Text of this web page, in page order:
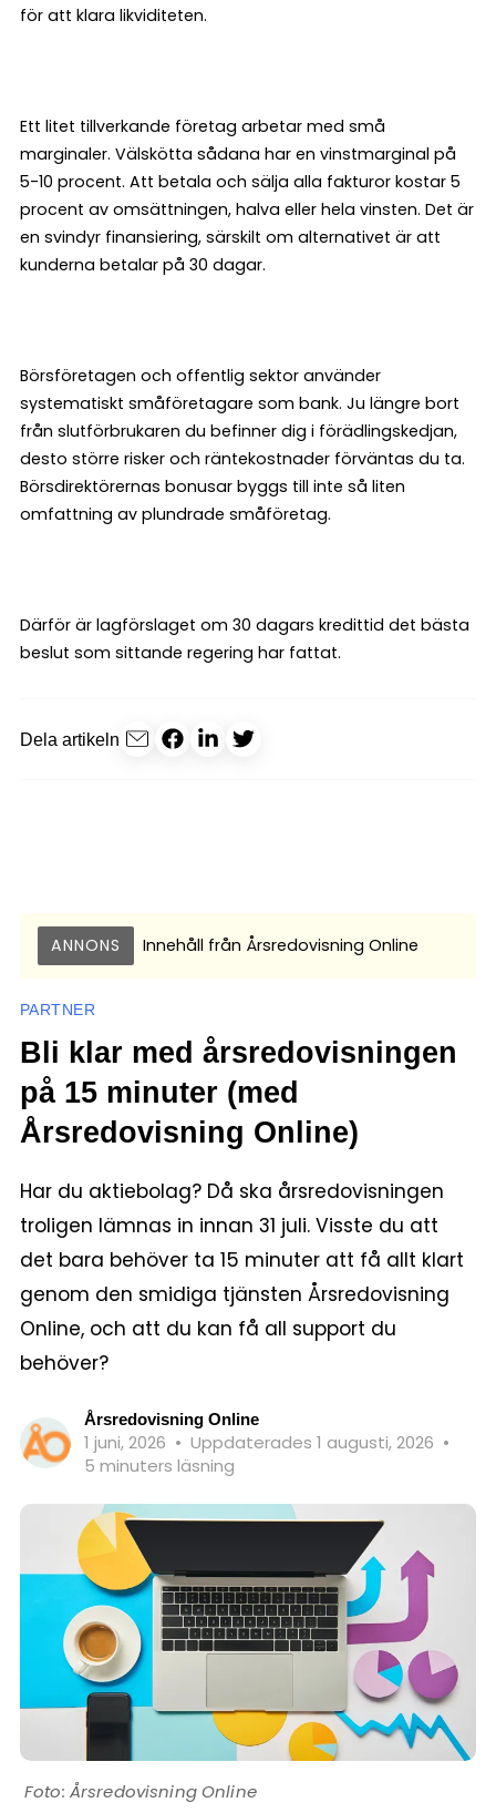
för att klara likviditeten.
Ett litet tillverkande företag arbetar med små
marginaler. Välskötta sådana har en vinstmarginal på
5-10 procent. Att betala och sälja alla fakturor kostar 5
procent av omsättningen, halva eller hela vinsten. Det är
en svindyr finansiering, särskilt om alternativet är att
kunderna betalar på 30 dagar.
Börsföretagen och offentlig sektor använder
systematiskt småföretagare som bank. Ju längre bort
från slutförbrukaren du befinner dig i förädlingskedjan,
desto större risker och räntekostnader förväntas du ta.
Börsdirektörernas bonusar byggs till inte så liten
omfattning av plundrade småföretag.
Därför är lagförslaget om 30 dagars kredittid det bästa
beslut som sittande regering har fattat.
Dela artikeln
ANNONS Innehåll från Årsredovisning Online
PARTNER
Bli klar med årsredovisningen
på 15 minuter (med
Årsredovisning Online)
Har du aktiebolag? Då ska årsredovisningen
troligen lämnas in innan 31 juli. Visste du att
det bara behöver ta 15 minuter att få allt klart
genom den smidiga tjänsten Årsredovisning
Online, och att du kan få all support du
behöver?
Årsredovisning Online
1 juni, 2026 • Uppdaterades 1 augusti, 2026 •
5 minuters läsning
Årsredovisning Online